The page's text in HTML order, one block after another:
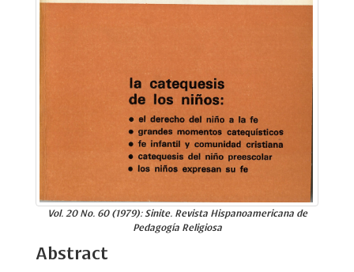
Vol. 20 No. 60 (1979): Sinite. Revista Hispanoamericana de
Pedagogía Religiosa
Abstract